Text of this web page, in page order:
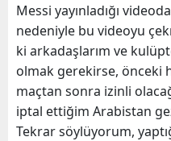
Messi yayınladığı
nedeniyle bu videoyu
ki arkadaşlarım ve
olmak gerekirse, önceki
maçtan sonra izinli
iptal ettiğim Arabistan
Tekrar söylüyorum,